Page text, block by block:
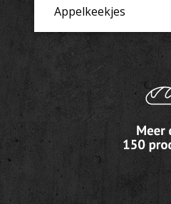
Appelkeekjes